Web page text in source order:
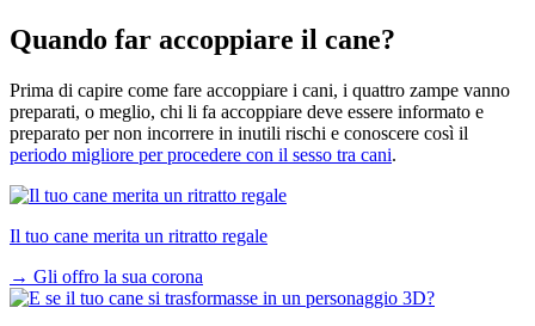
Quando far accoppiare il cane?
Prima di capire come fare accoppiare i cani, i quattro zampe vanno
preparati, o meglio, chi li fa accoppiare deve essere informato e
preparato per non incorrere in inutili rischi e conoscere così il
periodo migliore per procedere con il sesso tra cani.
Il tuo cane merita un ritratto regale
→ Gli offro la sua corona